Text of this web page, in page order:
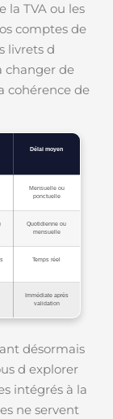
la TVA ou les
comptes de
livrets d
changer de
cohérence de
Délai moyen
Mensuelle ou
ponctuelle
Quotidienne ou
mensuelle
Temps réel
Immédiate après
validation
désormais
d explorer
intégrés à la
ne servent